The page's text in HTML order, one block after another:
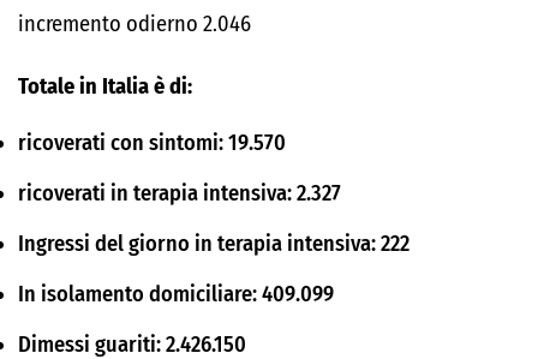
incremento odierno 2.046
Totale in Italia è di:
ricoverati con sintomi: 19.570
ricoverati in terapia intensiva: 2.327
Ingressi del giorno in terapia intensiva: 222
In isolamento domiciliare: 409.099
Dimessi guariti: 2.426.150